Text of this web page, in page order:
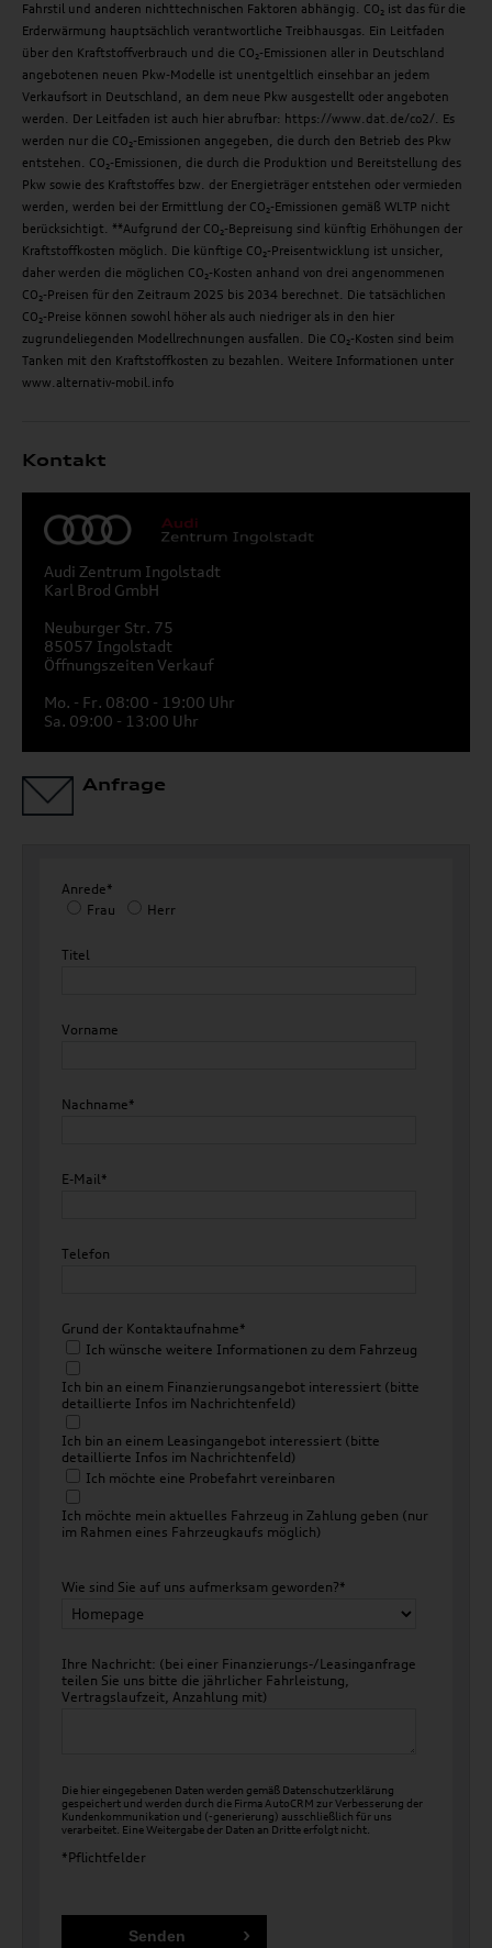
Fahrstil und anderen nichttechnischen Faktoren abhängig. CO₂ ist das für die
Erderwärmung hauptsächlich verantwortliche Treibhausgas. Ein Leitfaden
über den Kraftstoffverbrauch und die CO₂-Emissionen aller in Deutschland
angebotenen neuen Pkw-Modelle ist unentgeltlich einsehbar an jedem
Verkaufsort in Deutschland, an dem neue Pkw ausgestellt oder angeboten
werden. Der Leitfaden ist auch hier abrufbar: https://www.dat.de/co2/. Es
werden nur die CO₂-Emissionen angegeben, die durch den Betrieb des Pkw
entstehen. CO₂-Emissionen, die durch die Produktion und Bereitstellung des
Pkw sowie des Kraftstoffes bzw. der Energieträger entstehen oder vermieden
werden, werden bei der Ermittlung der CO₂-Emissionen gemäß WLTP nicht
berücksichtigt. **Aufgrund der CO₂-Bepreisung sind künftig Erhöhungen der
Kraftstoffkosten möglich. Die künftige CO₂-Preisentwicklung ist unsicher,
daher werden die möglichen CO₂-Kosten anhand von drei angenommenen
CO₂-Preisen für den Zeitraum 2025 bis 2034 berechnet. Die tatsächlichen
CO₂-Preise können sowohl höher als auch niedriger als in den hier
zugrundeliegenden Modellrechnungen ausfallen. Die CO₂-Kosten sind beim
Tanken mit den Kraftstoffkosten zu bezahlen. Weitere Informationen unter
www.alternativ-mobil.info
Kontakt
Audi Zentrum Ingolstadt
Karl Brod GmbH
Neuburger Str. 75
85057 Ingolstadt
Öffnungszeiten Verkauf
Mo. - Fr. 08:00 - 19:00 Uhr
Sa. 09:00 - 13:00 Uhr
Anfrage
Anrede*
Frau
Herr
Titel
Vorname
Nachname*
E-Mail*
Telefon
Grund der Kontaktaufnahme*
Ich wünsche weitere Informationen zu dem Fahrzeug
Ich bin an einem Finanzierungsangebot interessiert (bitte
detaillierte Infos im Nachrichtenfeld)
Ich bin an einem Leasingangebot interessiert (bitte
detaillierte Infos im Nachrichtenfeld)
Ich möchte eine Probefahrt vereinbaren
Ich möchte mein aktuelles Fahrzeug in Zahlung geben (nur
im Rahmen eines Fahrzeugkaufs möglich)
Wie sind Sie auf uns aufmerksam geworden?*
Ihre Nachricht: (bei einer Finanzierungs-/Leasinganfrage
teilen Sie uns bitte die jährlicher Fahrleistung,
Vertragslaufzeit, Anzahlung mit)
Die hier eingegebenen Daten werden gemäß Datenschutzerklärung
gespeichert und werden durch die Firma AutoCRM zur Verbesserung der
Kundenkommunikation und (-generierung) ausschließlich für uns
verarbeitet. Eine Weitergabe der Daten an Dritte erfolgt nicht.
*Pflichtfelder